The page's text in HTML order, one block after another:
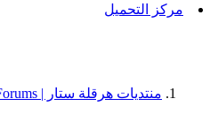
مركز التحميل
منتديات هرقلة ستار | Hergla Star Forums